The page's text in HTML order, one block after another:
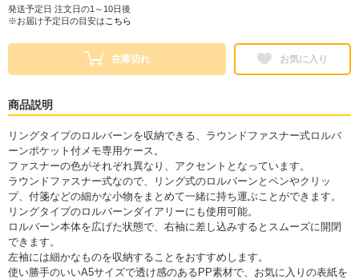
発送予定日 注文日の1～10日後
※お届け予定日の目安は こちら
在庫切れ お気に入り
商品説明
リングタイプのロルバーンを収納できる、ラウンドファスナー式ロルバ
ーンポケット付メモ専用ケース。
ファスナーの色がそれぞれ異なり、アクセントとなっています。
ラウンドファスナー式なので、リング式のロルバーンとペンやクリッ
プ、付箋などの細かな小物をまとめて一緒に持ち運ぶことができます。
リングタイプのロルバーンダイアリーにも使用可能。
ロルバーン本体を広げた状態で、右袖に差し込みするとスムーズに開閉
できます。
左袖には細かなものを収納することをおすすめします。
使い勝手のいいA5サイズで透け感のあるPP素材で、お気に入りの表紙を